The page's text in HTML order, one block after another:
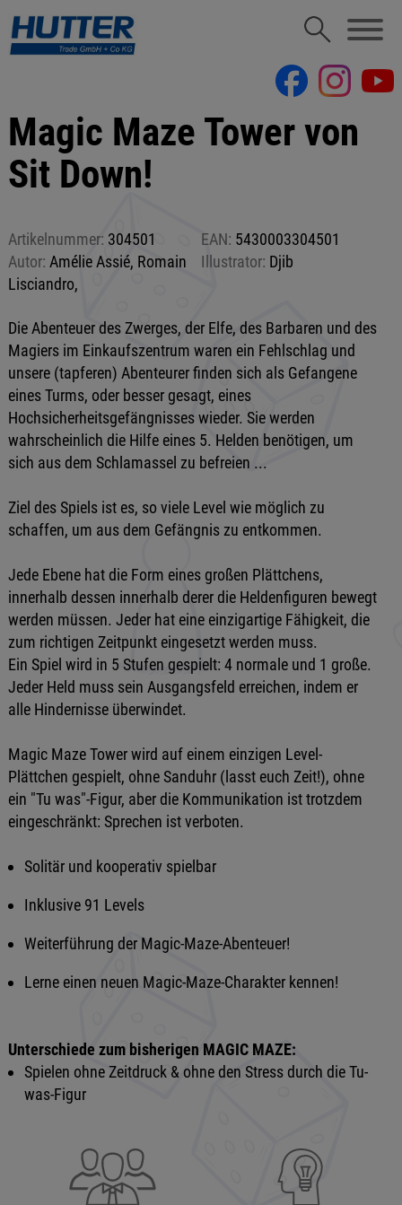
Magic Maze Tower von
Sit Down!
Artikelnummer: 304501 EAN: 5430003304501
Autor: Amélie Assié, Romain
Lisciandro,
Illustrator: Djib
Die Abenteuer des Zwerges, der Elfe, des Barbaren und des
Magiers im Einkaufszentrum waren ein Fehlschlag und
unsere (tapferen) Abenteurer finden sich als Gefangene
eines Turms, oder besser gesagt, eines
Hochsicherheitsgefängnisses wieder. Sie werden
wahrscheinlich die Hilfe eines 5. Helden benötigen, um
sich aus dem Schlamassel zu befreien ...
Ziel des Spiels ist es, so viele Level wie möglich zu
schaffen, um aus dem Gefängnis zu entkommen.
Jede Ebene hat die Form eines großen Plättchens,
innerhalb dessen innerhalb derer die Heldenfiguren bewegt
werden müssen. Jeder hat eine einzigartige Fähigkeit, die
zum richtigen Zeitpunkt eingesetzt werden muss.
Ein Spiel wird in 5 Stufen gespielt: 4 normale und 1 große.
Jeder Held muss sein Ausgangsfeld erreichen, indem er
alle Hindernisse überwindet.
Magic Maze Tower wird auf einem einzigen Level-
Plättchen gespielt, ohne Sanduhr (lasst euch Zeit!), ohne
ein "Tu was"-Figur, aber die Kommunikation ist trotzdem
eingeschränkt: Sprechen ist verboten.
Solitär und kooperativ spielbar
Inklusive 91 Levels
Weiterführung der Magic-Maze-Abenteuer!
Lerne einen neuen Magic-Maze-Charakter kennen!
Unterschiede zum bisherigen MAGIC MAZE:
Spielen ohne Zeitdruck & ohne den Stress durch die Tu-
was-Figur